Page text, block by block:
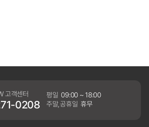
고객센터
0208
평일 09:00 ~ 18:00
주말,공휴일 휴무